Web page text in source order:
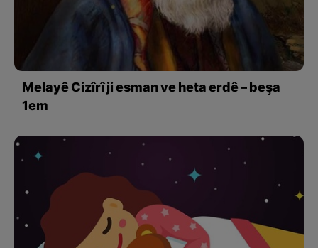
Melayê Cizîrî ji esman ve heta erdê – beşa
1em